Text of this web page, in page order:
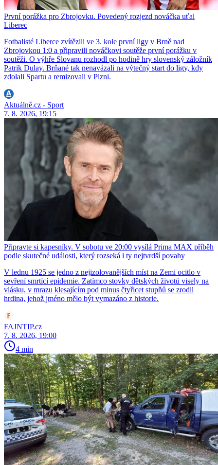
První porážka pro Zbrojovku. Povedený rozjezd nováčka uťal
Liberec
Fotbalisté Liberce zvítězili ve 3. kole první ligy v Brně nad
Zbrojovkou 1:0 a připravili nováčkovi soutěže první porážku v
soutěži. O výhře Slovanu rozhodl po hodině hry slovenský záložník
Patrik Dulay. Brňané tak nenavázali na výtečný start do ligy, kdy
zdolali Spartu a remizovali v Plzni.
Aktuálně.cz - Sport
7. 8. 2026, 19:15
Připravte si kapesníky. V sobotu ve 20:00 vysílá Prima MAX příběh
podle skutečné události, který rozseká i ty nejtvrdší povahy
V lednu 1925 se jedno z nejizolovanějších míst na Zemi ocitlo v
sevření smrtící epidemie. Zatímco stovky dětských životů visely na
vlásku, v mrazu klesajícím pod minus čtyřicet stupňů se zrodil
hrdina, jehož jméno mělo být vymazáno z historie.
FAJNTIP.cz
7. 8. 2026, 19:00
4 min